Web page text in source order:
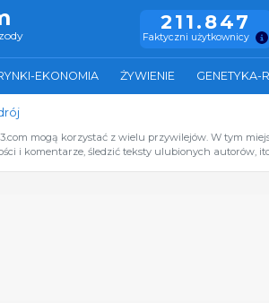
211.847
Faktyczni użytkownicy
EKONOMIA ŻYWIENIE GENETYKA-
mogą korzystać z wielu przywilejów. W tym
i komentarze, śledzić teksty ulubionych autorów,